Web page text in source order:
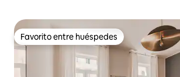
Favorito entre huéspedes
Favorito entre huéspedes